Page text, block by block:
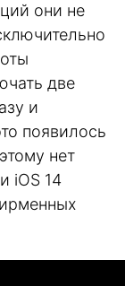
они не
две
и
появилось
нет
iOS 14